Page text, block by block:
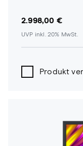
2.998,00 €
UVP inkl. 20% MwSt.
Produkt